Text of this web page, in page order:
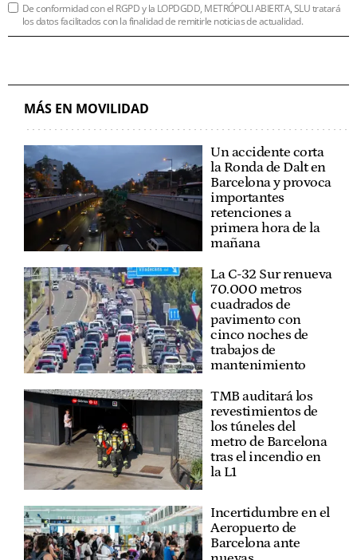
De conformidad con el RGPD y la LOPDGDD, METRÓPOLI ABIERTA, SLU tratará
los datos facilitados con la finalidad de remitirle noticias de actualidad.
MÁS EN MOVILIDAD
Un accidente corta
la Ronda de Dalt en
Barcelona y provoca
importantes
retenciones a
primera hora de la
mañana
La C-32 Sur renueva
70.000 metros
cuadrados de
pavimento con
cinco noches de
trabajos de
mantenimiento
TMB auditará los
revestimientos de
los túneles del
metro de Barcelona
tras el incendio en
la L1
Incertidumbre en el
Aeropuerto de
Barcelona ante